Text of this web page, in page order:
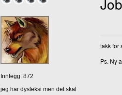
Innlegg: 872
jeg har dysleksi men det skal
takk for
Ps. Ny